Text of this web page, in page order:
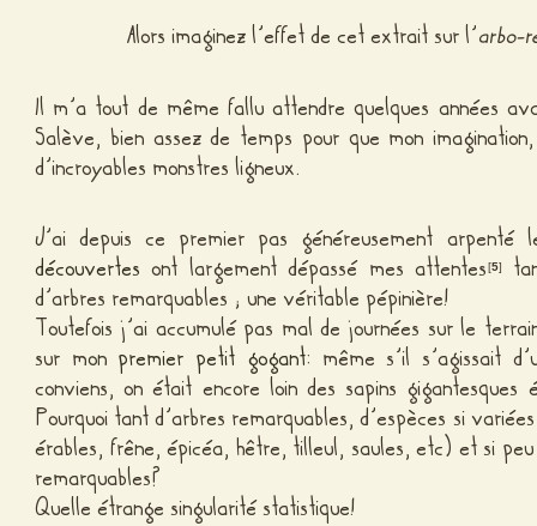
Alors imaginez l’effet de cet extrait sur l’arbo-
Il m’a tout de même fallu attendre quelques années
Salève, bien assez de temps pour que mon
d’incroyables monstres ligneux.
J’ai depuis ce premier pas généreusement
découvertes ont largement dépassé mes attentes[5]
d’arbres remarquables ; une véritable pépinière!
Toutefois j’ai accumulé pas mal de journées sur le
sur monpremier petit gogant: même s’il s’agissait
conviens, on était encore loin des sapins gigantesques
Pourquoi tant d’arbres remarquables, d’espèces si
érables, frêne, épicéa, hêtre, tilleul, saules, etc) et si
remarquables?
Quelle étrange singularité statistique!